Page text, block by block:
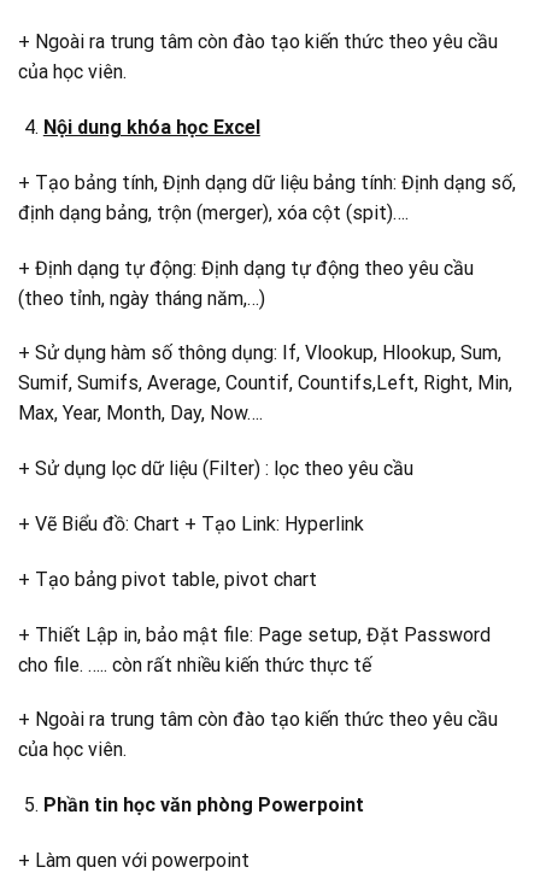
+ Ngoài ra trung tâm còn đào tạo kiến thức theo yêu cầu
của học viên.
Nội dung khóa học Excel
+ Tạo bảng tính, Định dạng dữ liệu bảng tính: Định dạng số,
định dạng bảng, trộn (merger), xóa cột (spit)….
+ Định dạng tự động: Định dạng tự động theo yêu cầu
(theo tỉnh, ngày tháng năm,…)
+ Sử dụng hàm số thông dụng: If, Vlookup, Hlookup, Sum,
Sumif, Sumifs, Average, Countif, Countifs,Left, Right, Min,
Max, Year, Month, Day, Now….
+ Sử dụng lọc dữ liệu (Filter) : lọc theo yêu cầu
+ Vẽ Biểu đồ: Chart + Tạo Link: Hyperlink
+ Tạo bảng pivot table, pivot chart
+ Thiết Lập in, bảo mật file: Page setup, Đặt Password
cho file. ….. còn rất nhiều kiến thức thực tế
+ Ngoài ra trung tâm còn đào tạo kiến thức theo yêu cầu
của học viên.
Phần tin học văn phòng Powerpoint
+ Làm quen với powerpoint